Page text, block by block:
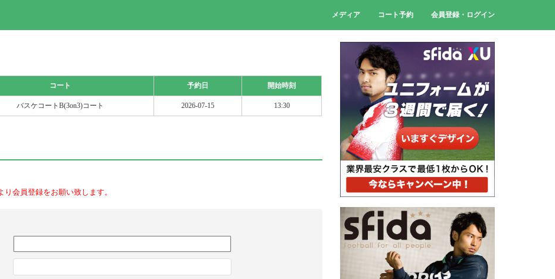
メディア コート予約 会員登録・ログイン
コート 予約日 開始時刻
バスケコートB(3on3)コート 2026-07-15 13:30
会員登録をお願い致します。